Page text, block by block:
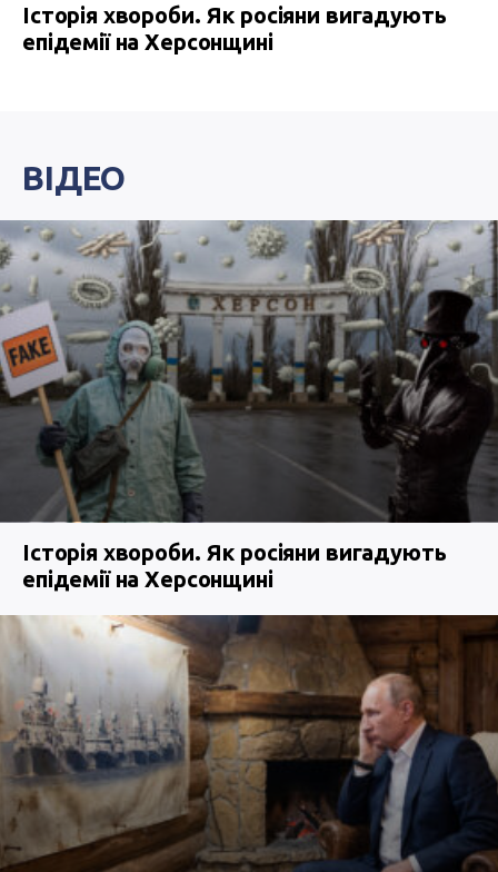
Історія хвороби. Як росіяни вигадують
епідемії на Херсонщині
ВІДЕО
Історія хвороби. Як росіяни вигадують
епідемії на Херсонщині